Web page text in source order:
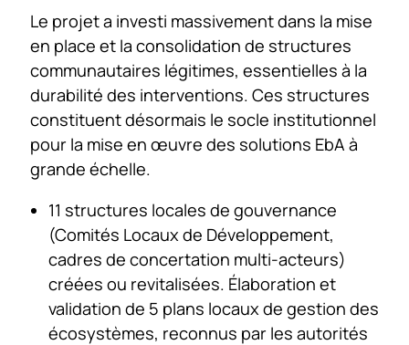
Le projet a investi massivement dans la mise
en place et la consolidation de structures
communautaires légitimes, essentielles à la
durabilité des interventions. Ces structures
constituent désormais le socle institutionnel
pour la mise en œuvre des solutions EbA à
grande échelle.
11 structures locales de gouvernance
(Comités Locaux de Développement,
cadres de concertation multi-acteurs)
créées ou revitalisées. Élaboration et
validation de 5 plans locaux de gestion des
écosystèmes, reconnus par les autorités